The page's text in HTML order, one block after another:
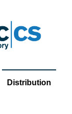
Distribution